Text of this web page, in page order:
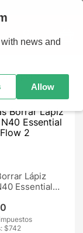
por
Lápiz
Essential
$742
news and
Allow